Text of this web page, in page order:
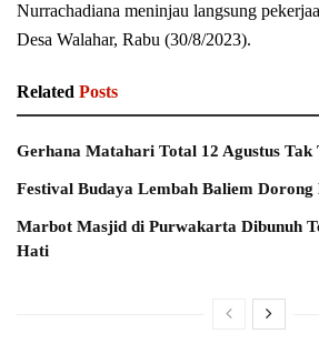
Nurrachadiana meninjau langsung
Desa Walahar, Rabu (30/8/2023).
Related Posts
Gerhana Matahari Total 12 Agustus Tak
Festival Budaya Lembah Baliem Dorong
Marbot Masjid di Purwakarta Dibunuh
Hati